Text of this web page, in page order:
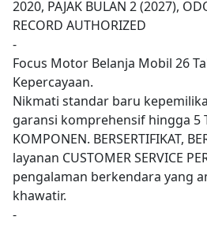
2020, PAJAK BULAN 2 (2027),
RECORD AUTHORIZED
-
Focus Motor Belanja Mobil 26
Kepercayaan.
Nikmati standar baru
garansi komprehensif hingga 5
KOMPONEN. BERSERTIFIKAT,
layanan CUSTOMER SERVICE
pengalaman berkendara yang
khawatir.
-